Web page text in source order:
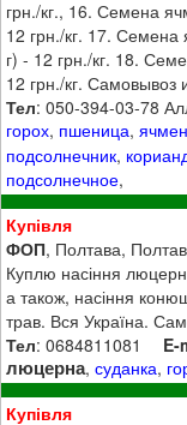
грн./кг., 16. Семена
12 грн./кг. 17. Семена
г) - 12 грн./кг. 18.
12 грн./кг. Самовывоз
Тел: 050-394-03-78
горох, пшеница,
подсолнечник,
подсолнечное,
Купівля
ФОП, Полтава,
Куплю насіння
а також, насіння
трав. Вся Україна.
Тел: 0684811081 E-
люцерна,суданка,
Купівля